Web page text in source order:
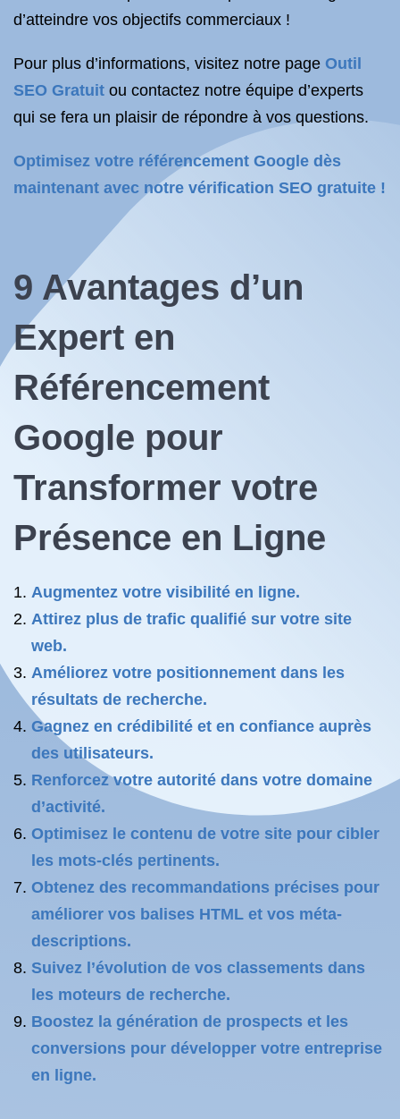
d’atteindre vos objectifs commerciaux !
Pour plus d’informations, visitez notre page Outil
SEO Gratuit ou contactez notre équipe d’experts
qui se fera un plaisir de répondre à vos questions.
Optimisez votre référencement Google dès
maintenant avec notre vérification SEO gratuite !
9 Avantages d’un
Expert en
Référencement
Google pour
Transformer votre
Présence en Ligne
Augmentez votre visibilité en ligne.
Attirez plus de trafic qualifié sur votre site
web.
Améliorez votre positionnement dans les
résultats de recherche.
Gagnez en crédibilité et en confiance auprès
des utilisateurs.
Renforcez votre autorité dans votre domaine
d’activité.
Optimisez le contenu de votre site pour cibler
les mots-clés pertinents.
Obtenez des recommandations précises pour
améliorer vos balises HTML et vos méta-
descriptions.
Suivez l’évolution de vos classements dans
les moteurs de recherche.
Boostez la génération de prospects et les
conversions pour développer votre entreprise
en ligne.